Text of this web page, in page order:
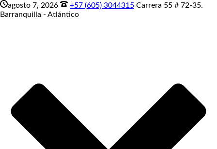
agosto 7, 2026 +57 (605) 3044315 Carrera 55 # 72-35.
Barranquilla - Atlántico